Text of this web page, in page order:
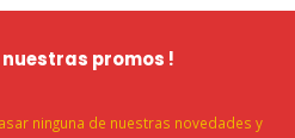
nuestras promos !
ninguna de nuestras novedades y